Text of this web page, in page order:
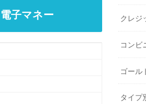
子マネー クレジ
コンビ
ゴール
タイプ